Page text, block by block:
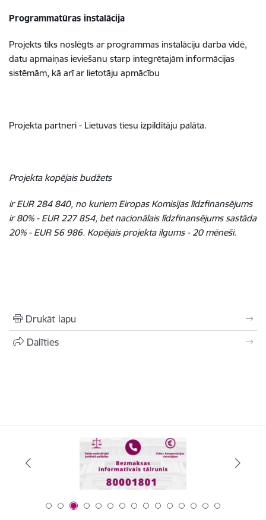
Programmatūras instalācija
Projekts tiks noslēgts ar programmas instalāciju darba vidē,
datu apmaiņas ieviešanu starp integrētajām informācijas
sistēmām, kā arī ar lietotāju apmācību
Projekta partneri - Lietuvas tiesu izpildītāju palāta.
Projekta kopējais budžets
ir EUR 284 840, no kuriem Eiropas Komisijas līdzfinansējums
ir 80% - EUR 227 854, bet nacionālais līdzfinansējums sastāda
20% - EUR 56 986. Kopējais projekta ilgums - 20 mēneši.
Drukāt lapu
Dalīties